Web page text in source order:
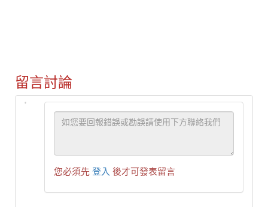
留言討論
您必須先 登入 後才可發表留言